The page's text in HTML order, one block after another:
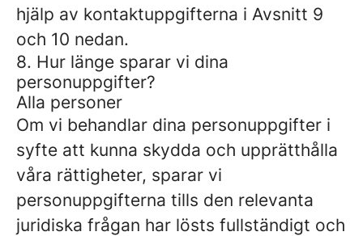
hjälp av kontaktuppgifterna i Avsnitt 9
och 10 nedan.
8. Hur länge sparar vi dina
personuppgifter?
Alla personer
Om vi ​​behandlar dina personuppgifter i
syfte att kunna skydda och upprätthålla
våra rättigheter, sparar vi
personuppgifterna tills den relevanta
juridiska frågan har lösts fullständigt och